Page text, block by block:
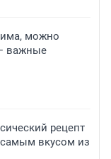
можно
важные
рецепт
вкусом из